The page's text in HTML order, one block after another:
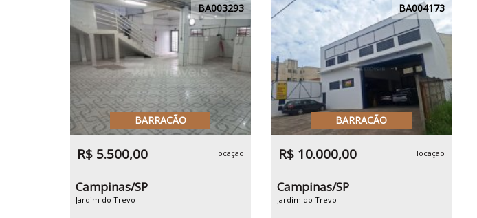
BA003293
BARRACÃO
R$ 5.500,00 locação
Campinas/SP
Jardim do Trevo
BA004173
BARRACÃO
R$ 10.000,00 locação
Campinas/SP
Jardim do Trevo